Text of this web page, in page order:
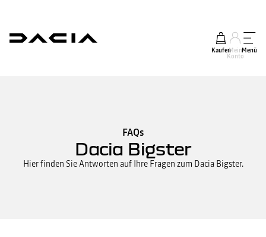
KaufenMein
Konto
Menü
FAQs
Dacia Bigster
Hier finden Sie Antworten auf Ihre Fragen zum Dacia Bigster.